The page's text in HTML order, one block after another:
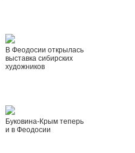
В Феодосии открылась
выставка сибирских
художников
Буковина-Крым теперь
и в Феодосии